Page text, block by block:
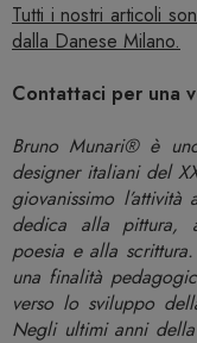
Tutti i nostri articoli
dalla Danese Milano.
Contattaci per una
Bruno Munari® è
designer italiani del
giovanissimo
dedica alla pittura,
poesia e alla
una finalità
verso lo sviluppo
Negli ultimi anni